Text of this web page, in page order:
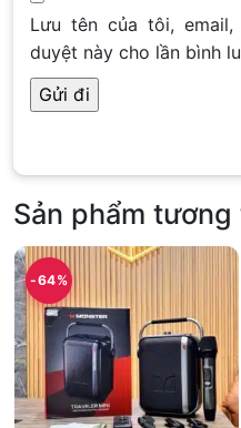
Lưu tên của tôi,
duyệt này cho lần bình
Sản phẩm tương
-64%